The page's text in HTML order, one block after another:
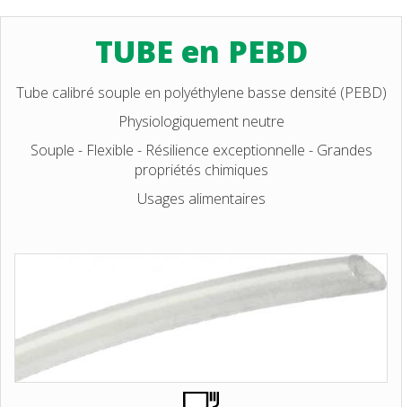
TUBE en PEBD
Tube calibré souple en polyéthylene basse densité (PEBD)
Physiologiquement neutre
Souple - Flexible - Résilience exceptionnelle - Grandes
propriétés chimiques
Usages alimentaires